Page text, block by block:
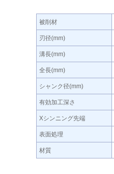
被削材
刃径(mm)
溝長(mm)
全長(mm)
シャンク径(mm)
有効加工深さ
Xシンニング先端
表面処理
材質